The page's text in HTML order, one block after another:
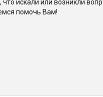
что искали или возникли
помочь Вам!